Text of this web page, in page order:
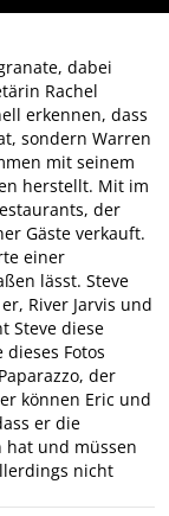
dabei
Rachel
erkennen, dass
sondern Warren
mit seinem
herstellt. Mit im
der
Gäste verkauft.
einer
lässt. Steve
River Jarvis und
Steve diese
Fotos
der
können Eric und
er die
hat und müssen
nicht